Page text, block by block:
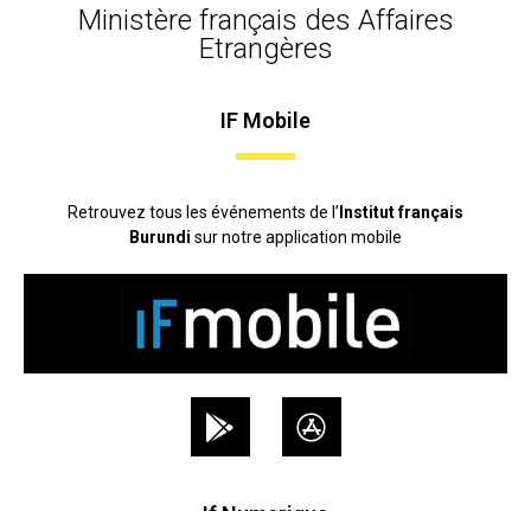
Ministère français des Affaires
Etrangères
IF Mobile
Retrouvez tous les événements de l’ Institut français
Burundi sur notre application mobile